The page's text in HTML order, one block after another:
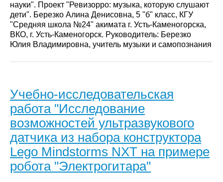
науки". Проект "Ревизорро: музыка, которую слушают
дети". Березко Алина Денисовна, 5 "б" класс, КГУ
"Средняя школа №24" акимата г. Усть-Каменогорска,
ВКО, г. Усть-Каменогорск. Руководитель: Березко
Юлия Владимировна, учитель музыки и самопознания
Учебно-исследовательская
работа "Исследование
возможностей ультразвукового
датчика из набора конструктора
Lego Mindstorms NXT на примере
робота "Электрогитара"